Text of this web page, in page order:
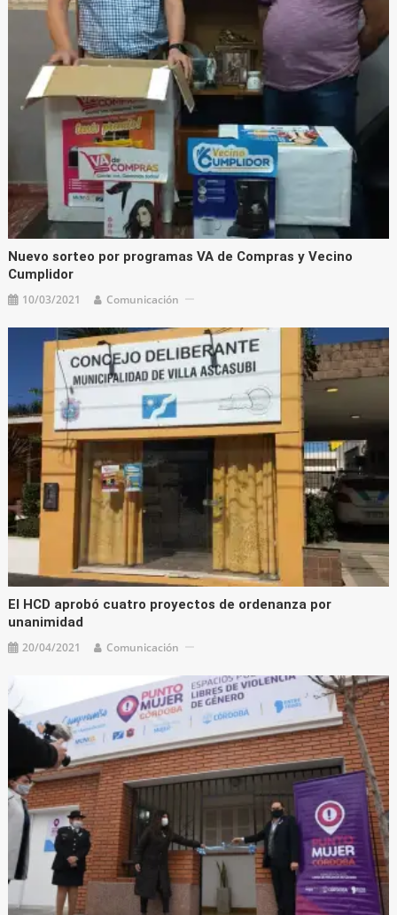
Nuevo sorteo por programas VA de Compras y Vecino
Cumplidor
10/03/2021 Comunicación
El HCD aprobó cuatro proyectos de ordenanza por
unanimidad
20/04/2021 Comunicación